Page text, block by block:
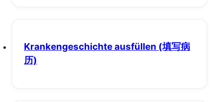
Krankengeschichte ausfüllen (填写病
历)